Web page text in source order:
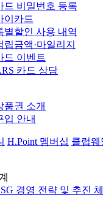
드 비밀번호 등록
이카드
별할인 사용 내역
립금액·마일리지
드 이벤트
카드 상담
품권 소개
입 안내
H.Point 멤버십 클럽웨
경영 전략 및 추진 체